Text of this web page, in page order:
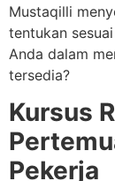
Mustaqilli
tentukan
Anda dalam
tersedia?
Kursus
Pekerja